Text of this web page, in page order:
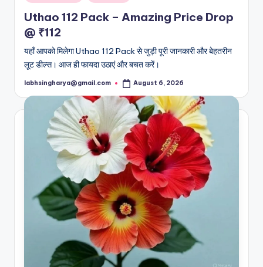
in
Uthao 112 Pack – Amazing Price Drop
@ ₹112
यहाँ आपको मिलेगा Uthao 112 Pack से जुड़ी पूरी जानकारी और बेहतरीन
लूट डील्स। आज ही फायदा उठाएं और बचत करें।
Posted
labhsingharya@gmail.com August 6, 2026